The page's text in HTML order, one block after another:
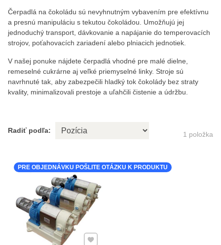
Čerpadlá na čokoládu sú nevyhnutným vybavením pre efektívnu
a presnú manipuláciu s tekutou čokoládou. Umožňujú jej
jednoduchý transport, dávkovanie a napájanie do temperovacích
strojov, poťahovacích zariadení alebo plniacich jednotiek.
V našej ponuke nájdete čerpadlá vhodné pre malé dielne,
remeselné cukrárne aj veľké priemyselné linky. Stroje sú
navrhnuté tak, aby zabezpečili hladký tok čokolády bez straty
kvality, minimalizovali prestoje a uľahčili čistenie a údržbu.
Radiť podľa: 1 položka
PRE OBJEDNÁVKU POŠLITE OTÁZKU K PRODUKTU
Pridať k Obľúbeným